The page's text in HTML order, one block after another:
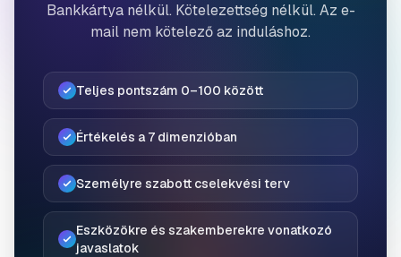
Bankkártya nélkül. Kötelezettség nélkül. Az e-
mail nem kötelező az induláshoz.
Teljes pontszám 0–100 között
Értékelés a 7 dimenzióban
Személyre szabott cselekvési terv
Eszközökre és szakemberekre vonatkozó
javaslatok